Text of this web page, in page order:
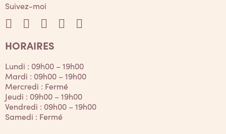
Suivez-moi
HORAIRES
Lundi : 09h00 – 19h00
Mardi : 09h00 – 19h00
Mercredi : Fermé
Jeudi : 09h00 – 19h00
Vendredi : 09h00 – 19h00
Samedi : Fermé